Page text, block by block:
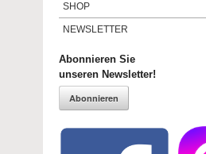
SHOP
NEWSLETTER
Abonnieren Sie
unseren Newsletter!
Abonnieren